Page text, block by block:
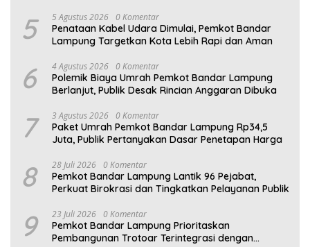
5 5 Agustus 2026 0 Komentar
Penataan Kabel Udara Dimulai, Pemkot Bandar
Lampung Targetkan Kota Lebih Rapi dan Aman
6 4 Agustus 2026 0 Komentar
Polemik Biaya Umrah Pemkot Bandar Lampung
Berlanjut, Publik Desak Rincian Anggaran Dibuka
7 3 Agustus 2026 0 Komentar
Paket Umrah Pemkot Bandar Lampung Rp34,5
Juta, Publik Pertanyakan Dasar Penetapan Harga
8 28 Juli 2026 0 Komentar
Pemkot Bandar Lampung Lantik 96 Pejabat,
Perkuat Birokrasi dan Tingkatkan Pelayanan Publik
9 23 Juli 2026 0 Komentar
Pemkot Bandar Lampung Prioritaskan
Pembangunan Trotoar Terintegrasi dengan